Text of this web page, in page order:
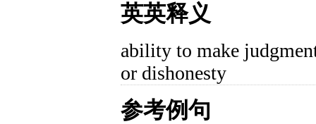
英英释义
ability to make
or dishonesty
参考例句